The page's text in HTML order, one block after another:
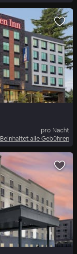
pro Nacht
Beinhaltet alle Gebühren